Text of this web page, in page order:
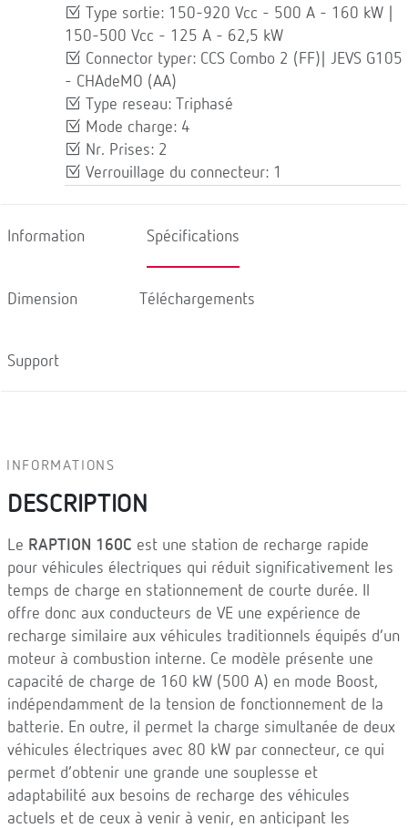
Type sortie: 150-920 Vcc - 500 A - 160 kW |
150-500 Vcc - 125 A - 62,5 kW
Connector typer: CCS Combo 2 (FF)| JEVS G105
- CHAdeMO (AA)
Type reseau: Triphasé
Mode charge: 4
Nr. Prises: 2
Verrouillage du connecteur: 1
Information Spécifications
Dimension Téléchargements
Support
INFORMATIONS
DESCRIPTION
Le RAPTION 160C est une station de recharge rapide
pour véhicules électriques qui réduit significativement les
temps de charge en stationnement de courte durée. Il
offre donc aux conducteurs de VE une expérience de
recharge similaire aux véhicules traditionnels équipés d’un
moteur à combustion interne. Ce modèle présente une
capacité de charge de 160 kW (500 A) en mode Boost,
indépendamment de la tension de fonctionnement de la
batterie. En outre, il permet la charge simultanée de deux
véhicules électriques avec 80 kW par connecteur, ce qui
permet d’obtenir une grande une souplesse et
adaptabilité aux besoins de recharge des véhicules
actuels et de ceux à venir à venir, en anticipant les